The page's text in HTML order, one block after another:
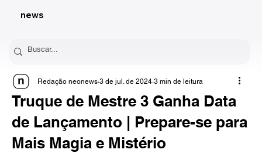
news
Truque de Mestre 3 Ganha Data
de Lançamento | Prepare-se para
Mais Magia e Mistério
Redação neonews 3 de jul. de 2024 3 min de leitura